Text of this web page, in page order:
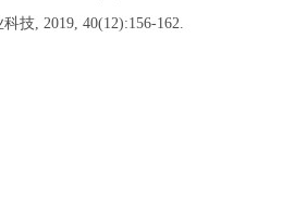
, 2019, 40(12):156-162.